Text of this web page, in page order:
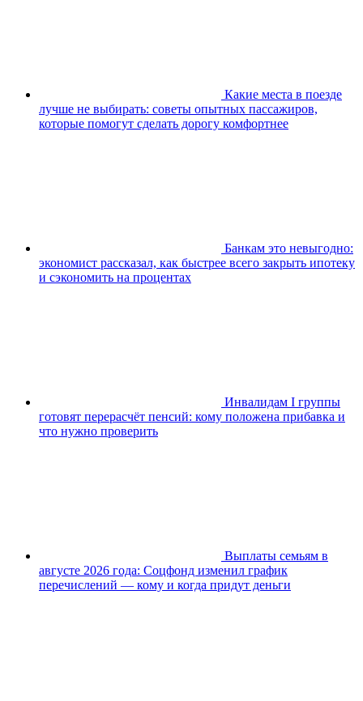
Какие места в поезде
лучше не выбирать: советы опытных пассажиров,
которые помогут сделать дорогу комфортнее
Банкам это невыгодно:
экономист рассказал, как быстрее всего закрыть ипотеку
и сэкономить на процентах
Инвалидам I группы
готовят перерасчёт пенсий: кому положена прибавка и
что нужно проверить
Выплаты семьям в
августе 2026 года: Соцфонд изменил график
перечислений — кому и когда придут деньги